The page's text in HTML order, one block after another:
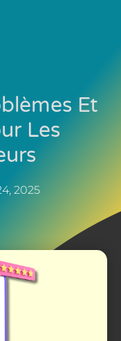
Et
Les
2025